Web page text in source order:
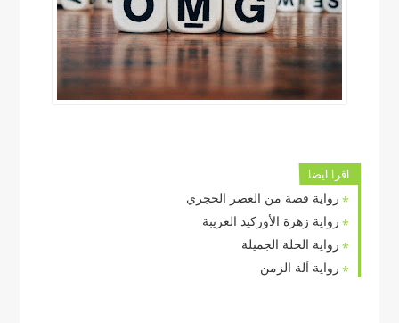
اقرا ايضا
رواية قصة من العصر الحجري
رواية زهرة الأوركيد الغريبة
رواية الحلة الجميلة
رواية آلة الزمن